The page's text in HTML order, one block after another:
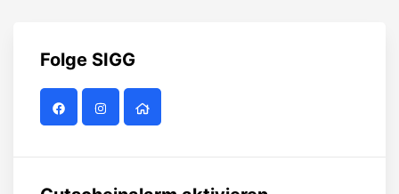
Folge SIGG